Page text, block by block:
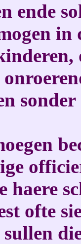
ende
in
haere
ofte
sullen